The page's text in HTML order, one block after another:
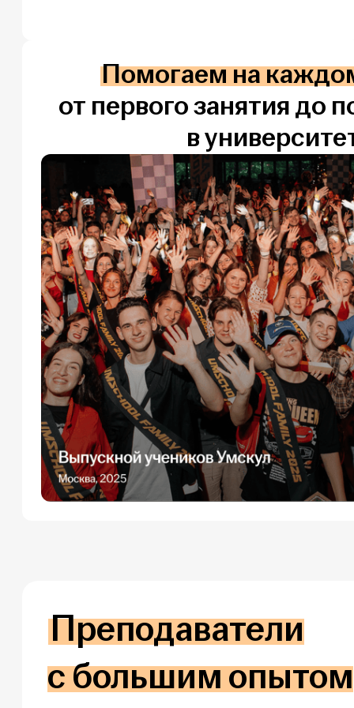
Помогаем на
от первого занятия до
в
Преподаватели
с большим опытом